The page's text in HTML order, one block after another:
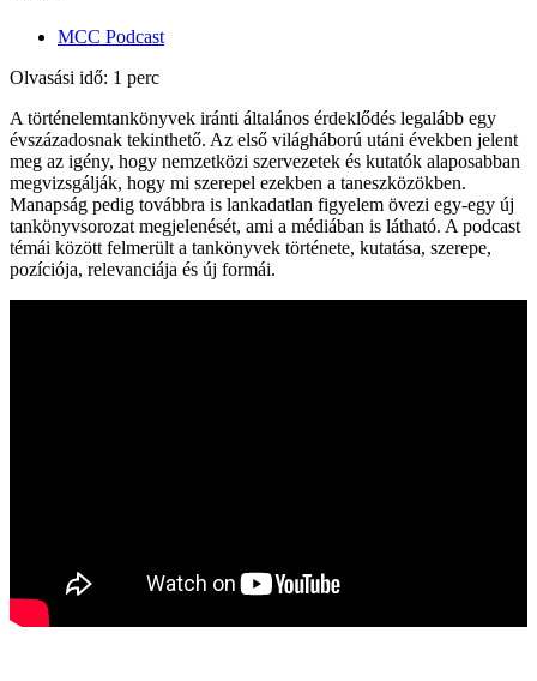
MCC Podcast
Olvasási idő: 1 perc
A történelemtankönyvek iránti általános érdeklődés legalább egy
évszázadosnak tekinthető. Az első világháború utáni években jelent
meg az igény, hogy nemzetközi szervezetek és kutatók alaposabban
megvizsgálják, hogy mi szerepel ezekben a taneszközökben.
Manapság pedig továbbra is lankadatlan figyelem övezi egy-egy új
tankönyvsorozat megjelenését, ami a médiában is látható. A podcast
témái között felmerült a tankönyvek története, kutatása, szerepe,
pozíciója, relevanciája és új formái.